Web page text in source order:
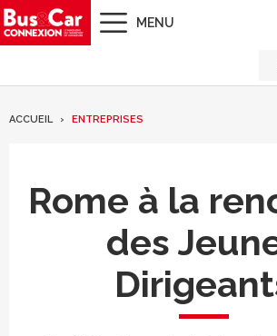
MENU
ACCUEIL ENTREPRISES
Rome à la
des